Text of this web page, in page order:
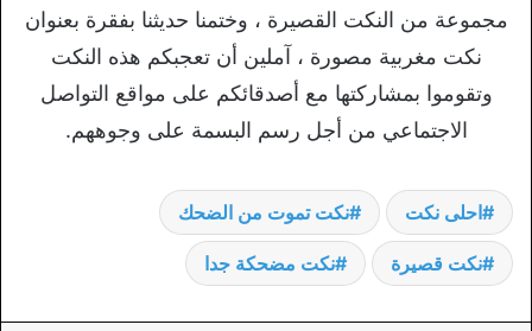
مجموعة من النكت القصيرة ، وختمنا حديثنا بفقرة بعنوان
نكت مغربية مصورة ، آملين أن تعجبكم هذه النكت
وتقوموا بمشاركتها مع أصدقائكم على مواقع التواصل
الاجتماعي من أجل رسم البسمة على وجوههم.
احلى نكت نكت تموت من الضحك
نكت قصيرة نكت مضحكة جدا